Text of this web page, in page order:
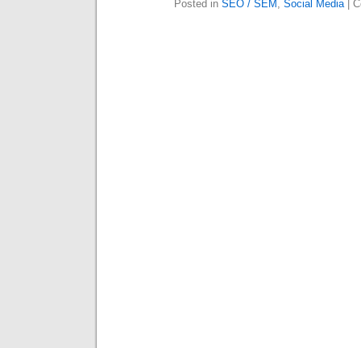
Posted in SEO / SEM , Social Media|